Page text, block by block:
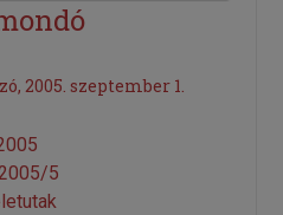
2005. szeptember 1.
5